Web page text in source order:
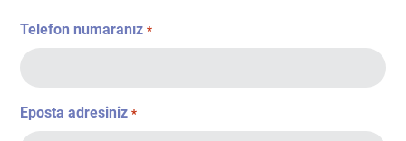
Telefon numaranız *
Eposta adresiniz *